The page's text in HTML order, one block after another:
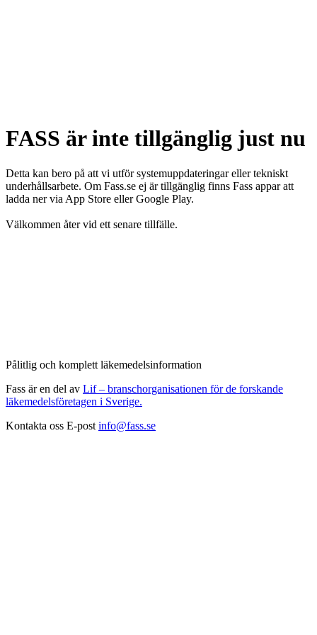
FASS är inte tillgänglig just nu
Detta kan bero på att vi utför systemuppdateringar eller tekniskt
underhållsarbete. Om Fass.se ej är tillgänglig finns Fass appar att
ladda ner via App Store eller Google Play.
Välkommen åter vid ett senare tillfälle.
Pålitlig och komplett läkemedelsinformation
Fass är en del av Lif – branschorganisationen för de forskande
läkemedelsföretagen i Sverige.
Kontakta oss E-post info@fass.se